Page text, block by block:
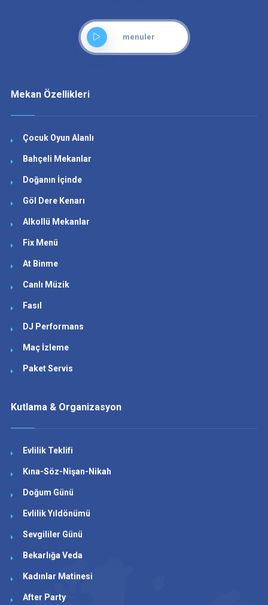
menuler
Mekan Özellikleri
Çocuk Oyun Alanlı
Bahçeli Mekanlar
Doğanın İçinde
Göl Dere Kenarı
Alkollü Mekanlar
Fix Menü
At Binme
Canlı Müzik
Fasıl
DJ Performans
Maç İzleme
Paket Servis
Kutlama & Organizasyon
Evlilik Teklifi
Kına-Söz-Nişan-Nikah
Doğum Günü
Evlilik Yıldönümü
Sevgililer Günü
Bekarlığa Veda
Kadınlar Matinesi
After Party